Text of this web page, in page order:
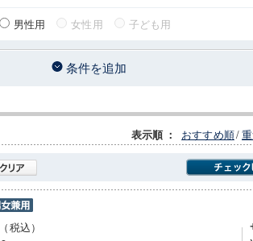
男性用 女性用 子ども用
条件を追加
表示順 ： おすすめ順/
税込）